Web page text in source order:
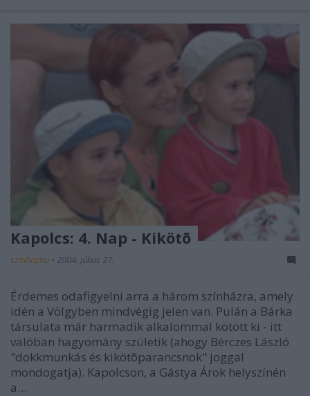
Kapolcs: 4. Nap - Kikötõ
szinhazhu • 2004. július 27.
Érdemes odafigyelni arra a három színházra, amely
idén a Völgyben mindvégig jelen van. Pulán a Bárka
társulata már harmadik alkalommal kötött ki - itt
valóban hagyomány születik (ahogy Bérczes László
"dokkmunkás és kikötõparancsnok" joggal
mondogatja). Kapolcson, a Gástya Árok helyszínén
a…